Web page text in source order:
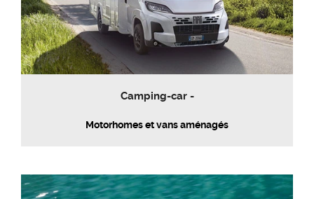
Camping-car -
Motorhomes et vans aménagés